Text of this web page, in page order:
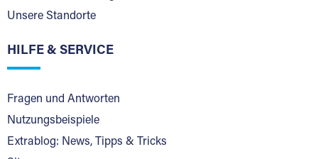
Unsere Standorte
HILFE & SERVICE
Fragen und Antworten
Nutzungsbeispiele
Extrablog: News, Tipps & Tricks